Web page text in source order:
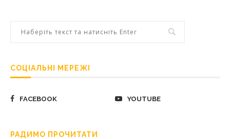
СОЦІАЛЬНІ МЕРЕЖІ
FACEBOOK YOUTUBE
РАДИМО ПРОЧИТАТИ